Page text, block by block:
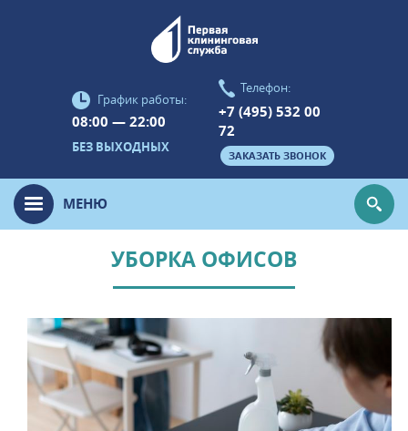
График работы:
08:00 — 22:00
БЕЗ ВЫХОДНЫХ
Телефон:
+7 (495) 532 00
72
ЗАКАЗАТЬ ЗВОНОК
МЕНЮ
УБОРКА ОФИСОВ